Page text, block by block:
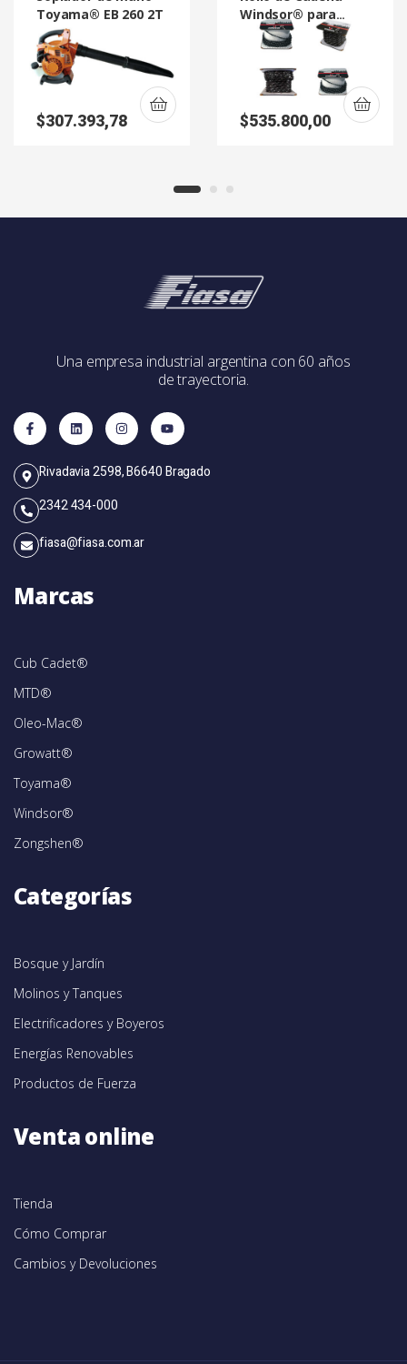
Toyama® EB 260 2T
$307.393,78
Windsor® para
Motosierras 100 W-
73YL
$535.800,00
Una empresa industrial argentina con 60 años
de trayectoria.
Rivadavia 2598, B6640 Bragado
2342 434-000
fiasa@fiasa.com.ar
Marcas
Cub Cadet®
MTD®
Oleo-Mac®
Growatt®
Toyama®
Windsor®
Zongshen®
Categorías
Bosque y Jardín
Molinos y Tanques
Electrificadores y Boyeros
Energías Renovables
Productos de Fuerza
Venta online
Tienda
Cómo Comprar
Cambios y Devoluciones